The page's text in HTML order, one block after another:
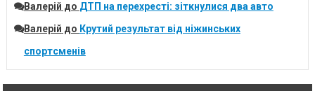
Валерій до ДТП на перехресті: зіткнулися два авто
Валерій до Крутий результат від ніжинських
спортсменів